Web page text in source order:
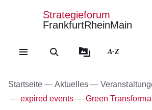
Direkt
Direkt
Direkt
Strategieforum
FrankfurtRheinMain
A-Z
Startseite Aktuelles
expired events
Green